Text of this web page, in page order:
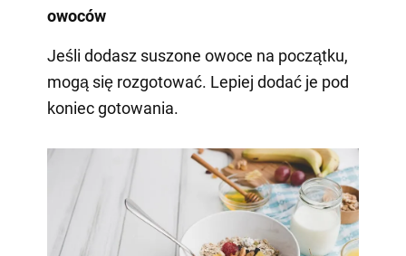
owoców
Jeśli dodasz suszone owoce na początku,
mogą się rozgotować. Lepiej dodać je pod
koniec gotowania.